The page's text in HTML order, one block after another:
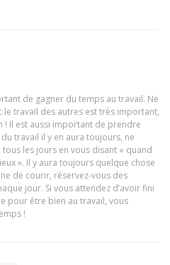
de gagner du temps au travail. Ne
le travail des autres est très important,
! Il est aussi important de prendre
travail il y en aura toujours, ne
les jours en vous disant « quand
». Il y aura toujours quelque chose
de courir, réservez-vous des
jour. Si vous attendez d’avoir fini
pour être bien au travail, vous
!